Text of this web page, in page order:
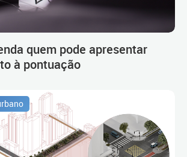
quem pode apresentar
à pontuação